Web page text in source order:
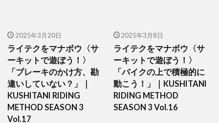
2025年3月20日
ライテクをマナボウ〈サ
ーキットで遊ぼう！〉
「ブレーキのかけ方、勘
違いしていない？」｜
KUSHITANI RIDING
METHOD SEASON 3
Vol.17
2025年3月8日
ライテクをマナボウ〈サ
ーキットで遊ぼう！〉
「バイクの上で積極的に
動こう！」｜KUSHITANI
RIDING METHOD
SEASON 3 Vol.16